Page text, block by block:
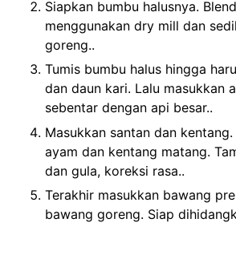
Siapkan bumbu halusnya.
menggunakan dry mill dan
goreng..
Tumis bumbu halus hingga
dan daun kari. Lalu masukkan
sebentar dengan api besar..
Masukkan santan dan
ayam dan kentang matang.
dan gula, koreksi rasa..
Terakhir masukkan bawang
bawang goreng. Siap